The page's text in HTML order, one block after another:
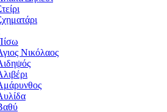
Νικόλαος